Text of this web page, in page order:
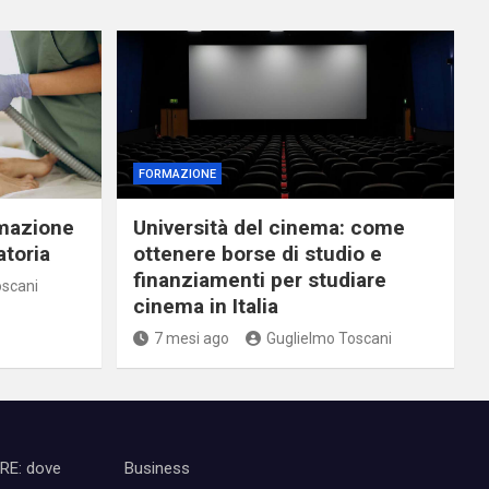
FORMAZIONE
Università del cinema: come
ottenere borse di studio e
finanziamenti per studiare
cinema in Italia
7 mesi ago Guglielmo Toscani
dove Business